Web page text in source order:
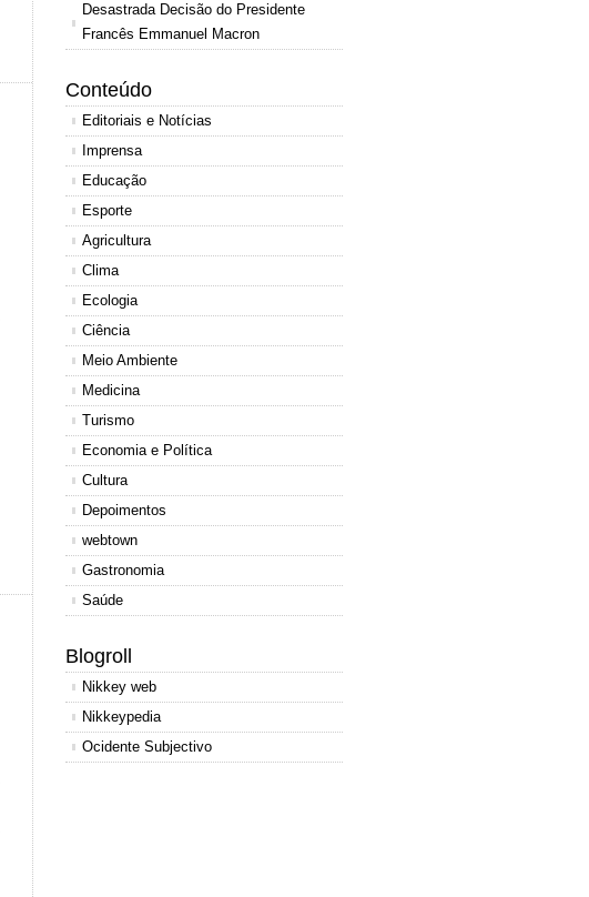
Desastrada Decisão do Presidente
Francês Emmanuel Macron
Conteúdo
Editoriais e Notícias
Imprensa
Educação
Esporte
Agricultura
Clima
Ecologia
Ciência
Meio Ambiente
Medicina
Turismo
Economia e Política
Cultura
Depoimentos
webtown
Gastronomia
Saúde
Blogroll
Nikkey web
Nikkeypedia
Ocidente Subjectivo